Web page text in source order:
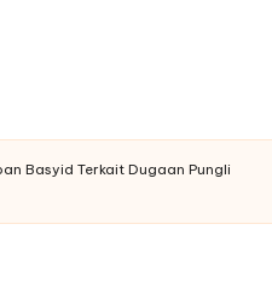
Basyid Terkait Dugaan Pungli